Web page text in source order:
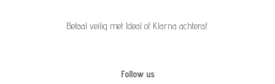
Betaal veilig met Ideal of Klarna achteraf.
Follow us